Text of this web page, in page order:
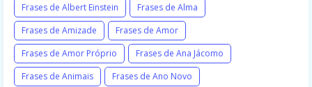
Frases de Albert Einstein
Frases de Alma
Frases de Amizade
Frases de Amor
Frases de Amor Próprio
Frases de Ana Jácomo
Frases de Animais
Frases de Ano Novo